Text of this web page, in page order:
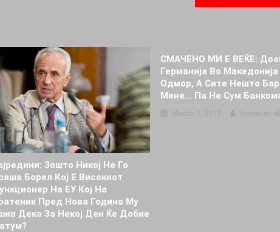
Зошто Никој Не Го
Борел Кој Е Високиот
На ЕУ Кој На
Пред Нова Година Му
Дека За Некој Ден Ќе Добие
СМАЧЕНО МИ Е ВЕЌЕ:
Германија Во
Одмор, А Сите Нешто
Мене… Па Не Сум